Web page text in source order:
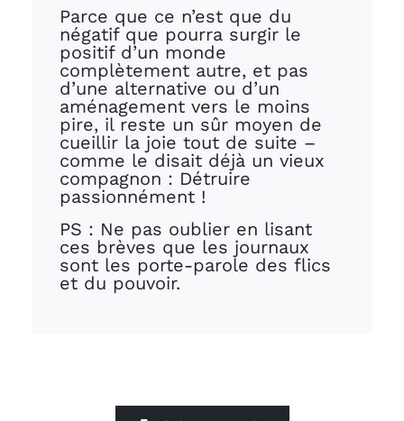
Parce que ce n’est que du
négatif que pourra surgir le
positif d’un monde
complètement autre, et pas
d’une alternative ou d’un
aménagement vers le moins
pire, il reste un sûr moyen de
cueillir la joie tout de suite –
comme le disait déjà un vieux
compagnon : Détruire
passionnément !
PS : Ne pas oublier en lisant
ces brèves que les journaux
sont les porte-parole des flics
et du pouvoir.